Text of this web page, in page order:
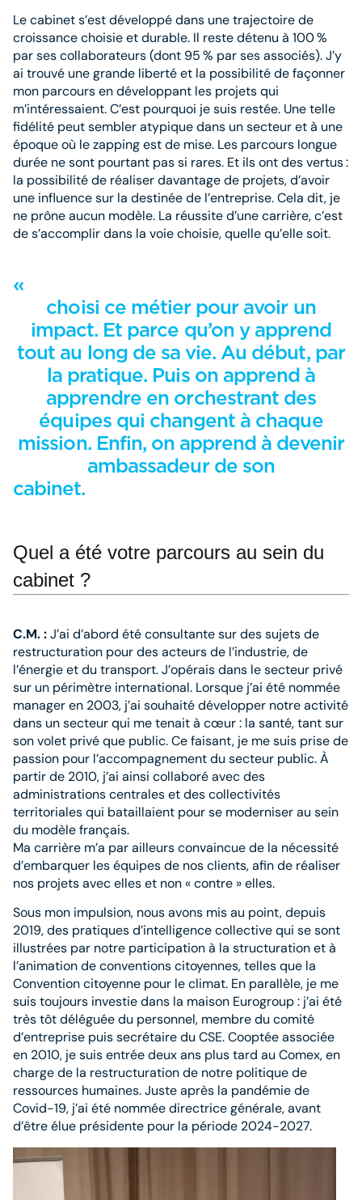
Le cabinet s’est développé dans une trajectoire de
croissance choisie et durable. Il reste détenu à 100 %
par ses collaborateurs (dont 95 % par ses associés). J’y
ai trou­vé une grande liberté et la possibilité de façonner
mon parcours en développant les projets qui
m’intéressaient. C’est pourquoi je suis restée. Une telle
fidélité peut sembler atypique dans un secteur et à une
époque où le zapping est de mise. Les parcours longue
durée ne sont pourtant pas si rares. Et ils ont des vertus :
la possibilité de réaliser davantage de projets, d’avoir
une influence sur la destinée de l’entreprise. Cela dit, je
ne prône aucun modèle. La réussite d’une carrière, c’est
de s’accomplir dans la voie choisie, quelle qu’elle soit.
«
choisi ce métier pour avoir un
impact. Et parce qu’on y apprend
tout au long de sa vie. Au début, par
la pratique. Puis on apprend à
apprendre en orchestrant des
équipes qui changent à chaque
mission. Enfin, on apprend à devenir
ambassadeur de son
Quel a été votre parcours au sein du
cabinet ?
C.M. :J’ai d’abord été consultante sur des sujets de
restructuration pour des acteurs de l’industrie, de
l’énergie et du transport. J’opérais dans le secteur privé
sur un périmètre international. Lorsque j’ai été nommée
manager en 2003, j’ai souhaité développer notre activité
dans un secteur qui me tenait à cœur : la santé, tant sur
son volet privé que public. Ce faisant, je me suis prise de
passion pour l’accompagnement du secteur public. À
partir de 2010, j’ai ainsi collaboré avec des
administrations centrales et des col­­lec­tivités
territoriales qui bataillaient pour se mode­r­niser au sein
du modèle français.
Ma carrière m’a par ailleurs convaincue de la nécessité
d’embarquer les équipes de nos clients, afin de réaliser
nos projets avec elles et non « contre » elles.
Sous mon impulsion, nous avons mis au point, depuis
2019, des pratiques d’intelligence collective qui se sont
illustrées par notre participation à la structuration et à
l’animation de conventions citoyennes, telles que la
Convention citoyenne pour le climat. En parallèle, je me
suis toujours investie dans la maison Eurogroup : j’ai été
très tôt déléguée du personnel, membre du comité
d’entreprise puis secrétaire du CSE. Cooptée associée
en 2010, je suis entrée deux ans plus tard au Comex, en
charge de la restructuration de notre politique de
ressources humaines. Juste après la pandémie de
Covid-19, j’ai été nommée directrice générale, avant
d’être élue présidente pour la période 2024-2027.